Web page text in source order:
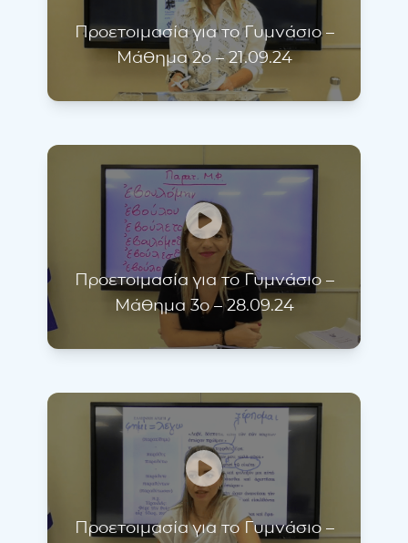
Προετοιμασία για το Γυμνάσιο –
Μάθημα 2ο – 21.09.24
Προετοιμασία για το Γυμνάσιο –
Μάθημα 3ο – 28.09.24
Προετοιμασία για το Γυμνάσιο –